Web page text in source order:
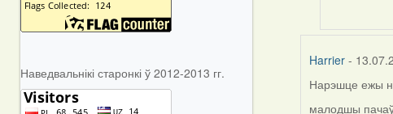
by
Harrier -
Нарэшце ежы
малодшы пачаў
Наведвальнікі старонкі ў 2012-2013 гг.